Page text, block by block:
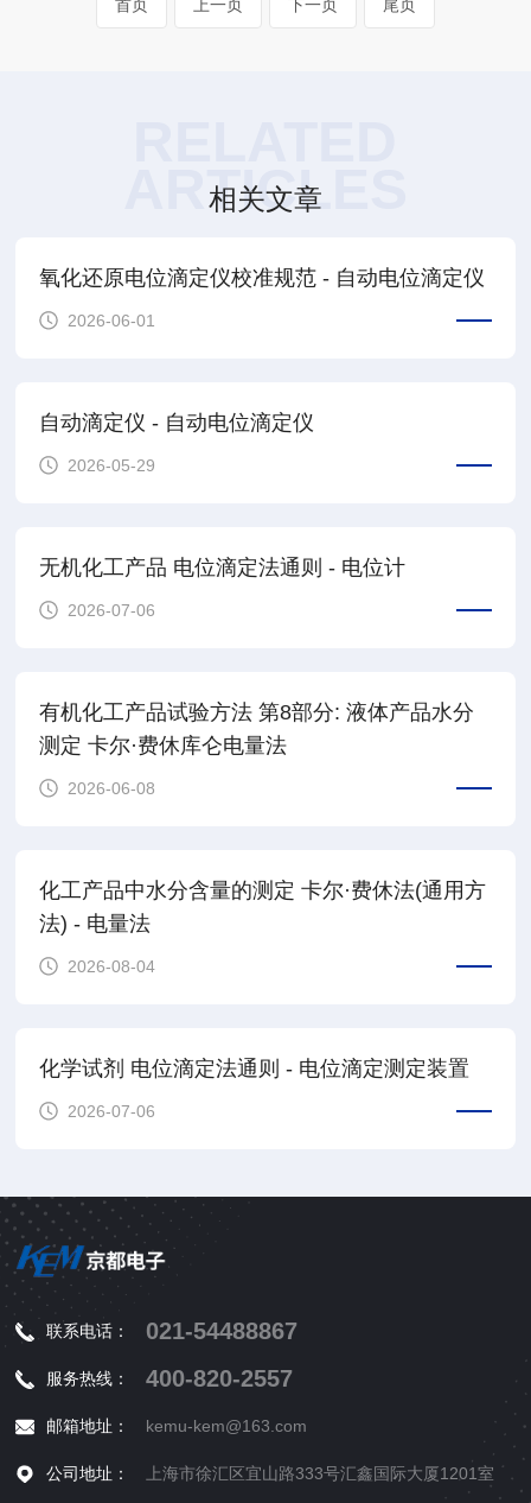
首页 上一页 下一页 尾页
ARTICLES
相关文章
氧化还原电位滴定仪校准规范 - 自动电位滴定仪
2026-06-01
自动滴定仪 - 自动电位滴定仪
2026-05-29
无机化工产品 电位滴定法通则 - 电位计
2026-07-06
有机化工产品试验方法 第8部分: 液体产品水分
测定 卡尔·费休库仑电量法
2026-06-08
化工产品中水分含量的测定 卡尔·费休法(通用方
法) - 电量法
2026-08-04
化学试剂 电位滴定法通则 - 电位滴定测定装置
2026-07-06
联系电话： 021-54488867
服务热线： 400-820-2557
邮箱地址： kemu-kem@163.com
公司地址： 上海市徐汇区宜山路333号汇鑫国际大厦1201室